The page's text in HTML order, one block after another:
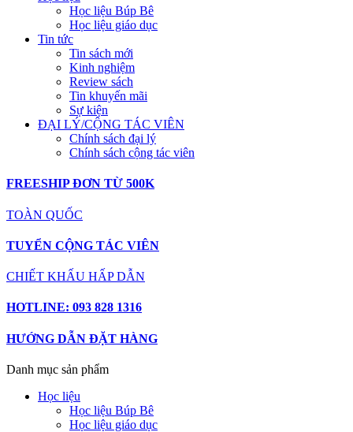
Học liệu Búp Bê
Học liệu giáo dục
Tin tức
Tin sách mới
Kinh nghiệm
Review sách
Tin khuyến mãi
Sự kiện
ĐẠI LÝ/CỘNG TÁC VIÊN
Chính sách đại lý
Chính sách cộng tác viên
FREESHIP ĐƠN TỪ 500K
TOÀN QUỐC
TUYỂN CỘNG TÁC VIÊN
CHIẾT KHẤU HẤP DẪN
HOTLINE: 093 828 1316
HƯỚNG DẪN ĐẶT HÀNG
Danh mục sản phẩm
Học liệu
Học liệu Búp Bê
Học liệu giáo dục